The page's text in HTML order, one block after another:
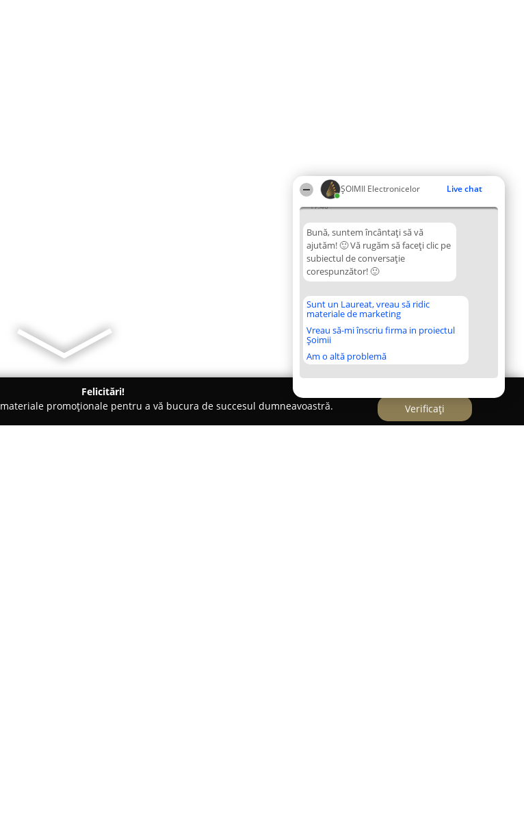
ȘOIMII Electronicelor Live chat
17:46
Bună, suntem încântați să vă
ajutăm! 🙂 Vă rugăm să faceți clic pe
subiectul de conversație
corespunzător! 🙂
Sunt un Laureat, vreau să ridic
materiale de marketing
Vreau să-mi înscriu firma in proiectul
Șoimii
Am o altă problemă
Felicitări!
promoționale pentru a vă bucura de succesul dumneavoastră.
Verificați